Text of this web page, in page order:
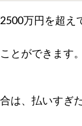
万円を超え
とができます。
は、払いすぎ